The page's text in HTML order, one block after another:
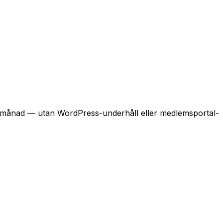
— utan WordPress-underhåll eller medlemsportal-